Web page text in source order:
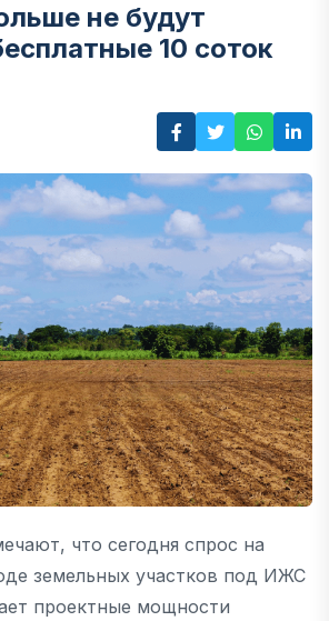
не будут
10 соток
что сегодня спрос на
земельных участков под ИЖС
проектные мощности